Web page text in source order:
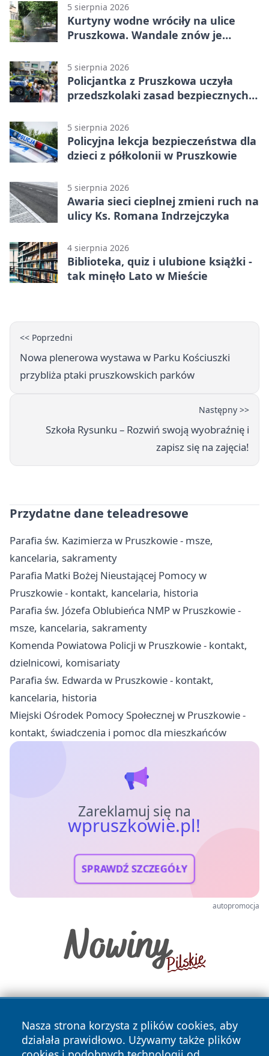
5 sierpnia 2026
Kurtyny wodne wróciły na ulice
Pruszkowa. Wandale znów je
5 sierpnia 2026
Policjantka z Pruszkowa uczyła
przedszkolaki zasad bezpiecznych
5 sierpnia 2026
Policyjna lekcja bezpieczeństwa dla
dzieci z półkolonii w Pruszkowie
5 sierpnia 2026
Awaria sieci cieplnej zmieni ruch na
ulicy Ks. Romana Indrzejczyka
4 sierpnia 2026
Biblioteka, quiz i ulubione książki -
tak minęło Lato w Mieście
<< Poprzedni
Nowa plenerowa wystawa w Parku Kościuszki
przybliża ptaki pruszkowskich parków
Następny >>
Szkoła Rysunku – Rozwiń swoją wyobraźnię i
zapisz się na zajęcia!
Przydatne dane teleadresowe
Parafia św. Kazimierza w Pruszkowie - msze,
kancelaria, sakramenty
Parafia Matki Bożej Nieustającej Pomocy w
Pruszkowie - kontakt, kancelaria, historia
Parafia św. Józefa Oblubieńca NMP w Pruszkowie -
msze, kancelaria, sakramenty
Komenda Powiatowa Policji w Pruszkowie - kontakt,
dzielnicowi, komisariaty
Parafia św. Edwarda w Pruszkowie - kontakt,
kancelaria, historia
Miejski Ośrodek Pomocy Społecznej w Pruszkowie -
kontakt, świadczenia i pomoc dla mieszkańców
Zareklamuj się na
wpruszkowie.pl!
SPRAWDŹ SZCZEGÓŁY
autopromocja
Nasza strona korzysta z plików cookies, aby
działała prawidłowo. Używamy także plików